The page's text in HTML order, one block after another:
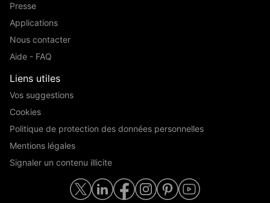
Presse
Applications
Nous contacter
Aide - FAQ
Liens utiles
Vos suggestions
Cookies
Politique de protection des données personnelles
Mentions légales
Signaler un contenu illicite